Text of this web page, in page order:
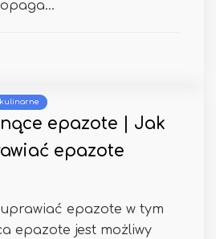
kulinarne
epazote | Jak
epazote
uprawiać epazote w tym
epazote jest możliwy